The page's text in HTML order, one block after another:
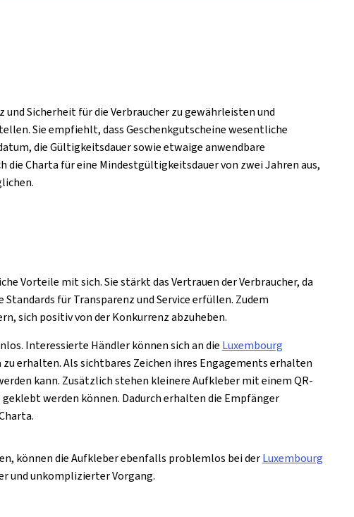
Sicherheit für die Verbraucher zu gewährleisten und
Sie empfiehlt, dass Geschenkgutscheine wesentliche
die Gültigkeitsdauer sowie etwaige anwendbare
Charta für eine Mindestgültigkeitsdauer von zwei Jahren aus,
Vorteile mit sich. Sie stärkt das Vertrauen der Verbraucher, da
für Transparenz und Service erfüllen. Zudem
sich positiv von der Konkurrenz abzuheben.
Interessierte Händler können sich an die Luxembourg
zu erhalten. Als sichtbares Zeichen ihres Engagements erhalten
kann. Zusätzlich stehen kleinere Aufkleber mit einem QR-
werden können. Dadurch erhalten die Empfänger
können die Aufkleber ebenfalls problemlos bei derLuxembourg
und unkomplizierter Vorgang.